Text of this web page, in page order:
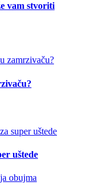
vam stvoriti
uštede